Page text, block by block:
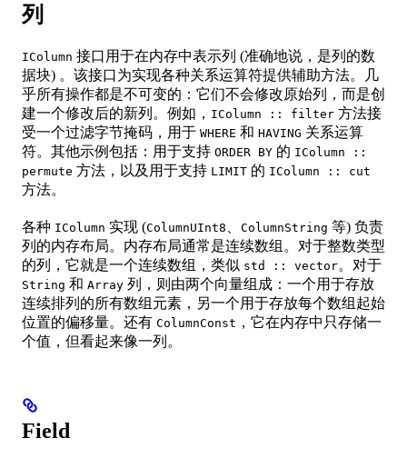
列
IColumn 接口用于在内存中表示列 (准确地说，是列的数
据块) 。该接口为实现各种关系运算符提供辅助方法。几
乎所有操作都是不可变的：它们不会修改原始列，而是创
建一个修改后的新列。例如， IColumn :: filter 方法接
受一个过滤字节掩码，用于 WHERE 和 HAVING 关系运算
符。其他示例包括：用于支持 ORDER BY 的 IColumn ::
permute 方法，以及用于支持 LIMIT 的 IColumn :: cut
方法。
各种 IColumn 实现 (ColumnUInt8 ColumnString 等) 负责
列的内存布局。内存布局通常是连续数组。对于整数类型
的列，它就是一个连续数组，类似 std :: vector。对于
String 和 Array 列，则由两个向量组成：一个用于存放
连续排列的所有数组元素，另一个用于存放每个数组起始
位置的偏移量。还有 ColumnConst ，它在内存中只存储一
个值，但看起来像一列。
Field